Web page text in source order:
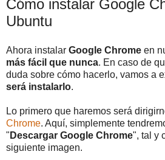
Cómo instalar Google
Ubuntu
Ahora instalar Google Chrome en
más fácil que nunca. En caso de
duda sobre cómo hacerlo, vamos a
será instalarlo.
Lo primero que haremos será
Chrome. Aquí, simplemente
" Descargar Google Chrome", tal y
siguiente imagen.